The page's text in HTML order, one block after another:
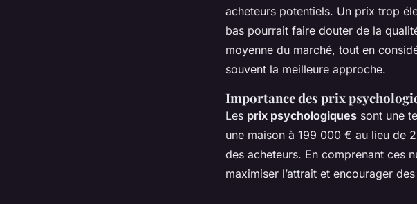
acheteurs potentiels. Un prix trop
bas pourrait faire douter de la
moyenne du marché, tout en
souvent la meilleure approche.
Importance des prix
Les prix psychologiques sont une
une maison à 199 000 € au lieu de
des acheteurs. En comprenant ces
maximiser l’attrait et encourager